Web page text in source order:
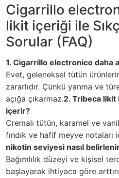
Cigarrillo
likit içeriği ile
Sorular (FAQ)
1. Cigarrillo electronico daha
Evet, geleneksel tütün
zararlıdır. Çünkü yanma ve
açığa çıkarmaz.2. Tribeca
içerir?
Cremalı tütün, karamel ve
fındık ve hafif meyve notaları
nikotin seviyesi nasıl
Bağımlılık düzeyi ve kişisel
başlayarak ihtiyaca göre